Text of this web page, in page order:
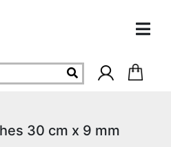
30 cm x 9 mm